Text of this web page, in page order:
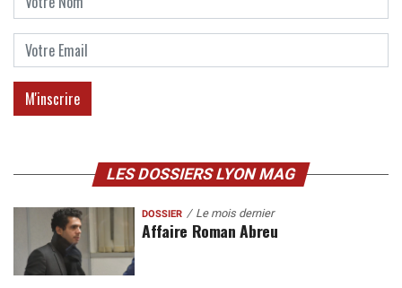
LES DOSSIERS LYON MAG
DOSSIER Le mois dernier
Affaire Roman Abreu